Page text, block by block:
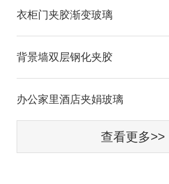
衣柜门夹胶渐变玻璃
背景墙双层钢化夹胶
办公家里酒店夹娟玻璃
查看更多>>